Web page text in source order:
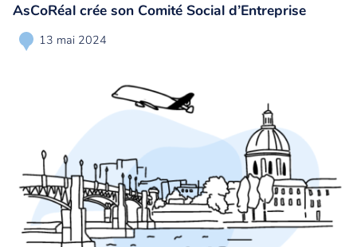
AsCoRéal crée son Comité Social d’Entreprise
13 mai 2024